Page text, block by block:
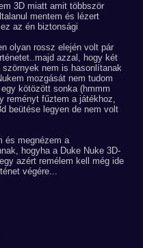
3D miatt amit többször
mentem és lézert
az én biztonsági
olyan rossz elején volt pár
azzal, hogy két
nem is hasonlítanak
mozgását nem tudom
kötözött sonka (hmmm
reményt fűztem a játékhoz,
beütése legyen de nem volt
és megnézem a
hogyha a Duke Nuke 3D-
azért remélem kell még ide
végére...